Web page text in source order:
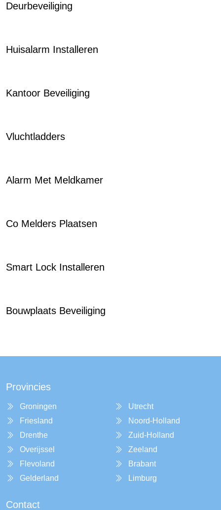
Deurbeveiliging
Huisalarm Installeren
Kantoor Beveiliging
Vluchtladders
Alarm Met Meldkamer
Co Melders Plaatsen
Smart Lock Installeren
Bouwplaats Beveiliging
Provincies
Groningen
Friesland
Drenthe
Overijssel
Flevoland
Gelderland
Utrecht
Noord-Holland
Zuid-Holland
Zeeland
Brabant
Limburg
Contact